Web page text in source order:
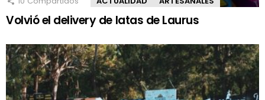
Volvió el delivery de latas de Laurus